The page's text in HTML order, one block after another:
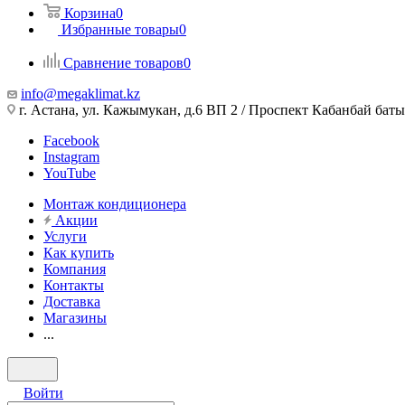
Корзина0
Избранные товары0
Сравнение товаров0
info@megaklimat.kz
г. Астана, ул. Кажымукан, д.6 ВП 2 / Проспект Кабанбай
Facebook
Instagram
YouTube
Монтаж кондиционера
Акции
Услуги
Как купить
Компания
Контакты
Доставка
Магазины
...
Войти